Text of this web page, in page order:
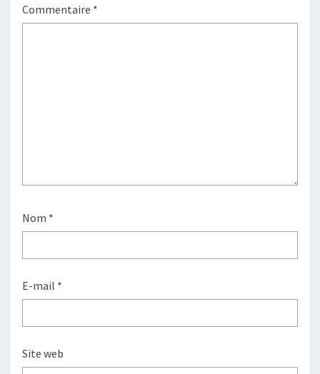
Commentaire *
Nom *
E-mail *
Site web